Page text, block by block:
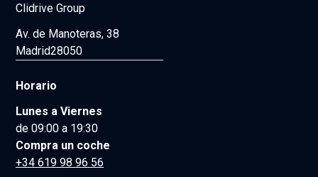
Clidrive Group
Av. de Manoteras, 38
Madrid28050
Horario
Lunes a Viernes
de 09:00 a 19:30
Compra un coche
+34 619 98 96 56